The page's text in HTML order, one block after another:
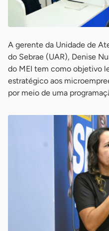
A gerente da Unidade de
do Sebrae (UAR), Denise
do MEI tem como objetivo
estratégico aos
por meio de uma